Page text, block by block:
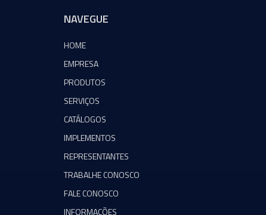
NAVEGUE
HOME
EMPRESA
PRODUTOS
SERVIÇOS
CATÁLOGOS
IMPLEMENTOS
REPRESENTANTES
TRABALHE CONOSCO
FALE CONOSCO
INFORMAÇÕES